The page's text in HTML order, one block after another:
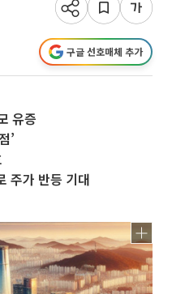
구글 선호매체 추가
유증
’
주가 반등 기대